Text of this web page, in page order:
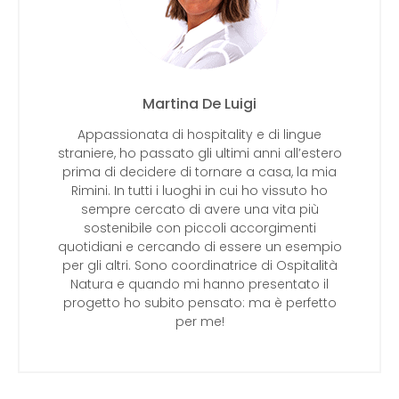
Martina De Luigi
Appassionata di hospitality e di lingue
straniere, ho passato gli ultimi anni all’estero
prima di decidere di tornare a casa, la mia
Rimini. In tutti i luoghi in cui ho vissuto ho
sempre cercato di avere una vita più
sostenibile con piccoli accorgimenti
quotidiani e cercando di essere un esempio
per gli altri. Sono coordinatrice di Ospitalità
Natura e quando mi hanno presentato il
progetto ho subito pensato: ma è perfetto
per me!